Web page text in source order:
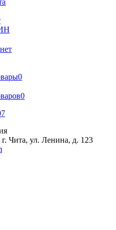
0
0
Чита, ул. Ленина, д. 123